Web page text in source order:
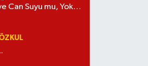
Can Suyu mu, Yoksa